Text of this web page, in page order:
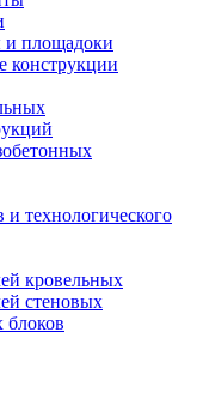
площадоки
конструкции
технологического
кровельных
стеновых